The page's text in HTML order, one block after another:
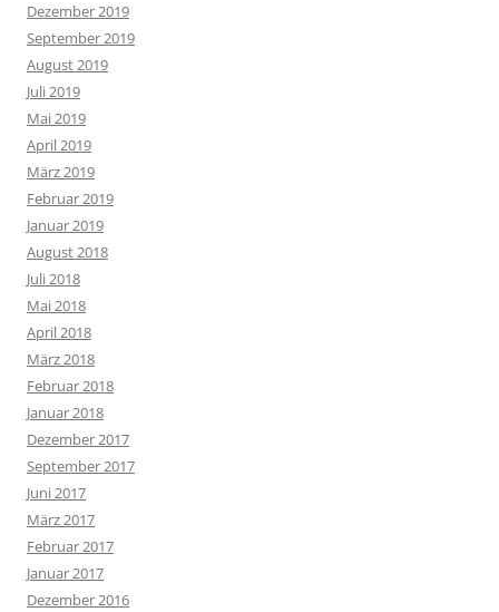
Dezember 2019
September 2019
August 2019
Juli 2019
Mai 2019
April 2019
März 2019
Februar 2019
Januar 2019
August 2018
Juli 2018
Mai 2018
April 2018
März 2018
Februar 2018
Januar 2018
Dezember 2017
September 2017
Juni 2017
März 2017
Februar 2017
Januar 2017
Dezember 2016